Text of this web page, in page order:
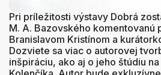
Pri príležitosti výstavy Dobrá
M. A. Bazovského komentovanú
Branislavom Kristínom a
Dozviete sa viac o autorovej
inšpiráciu, ako aj o jeho štúdiu na